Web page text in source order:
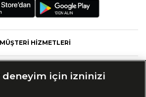
MÜŞTERİ HİZMETLERİ
deneyim için izninizi